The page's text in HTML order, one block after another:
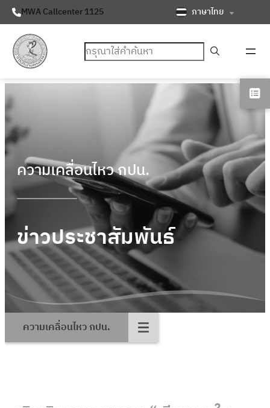
MWA Callcenter 1125 ภาษาไทย
ค้นหา
ความเคลื่อนไหว กปน.
ข่าวประชาสัมพันธ์
ความเคลื่อนไหว กปน.